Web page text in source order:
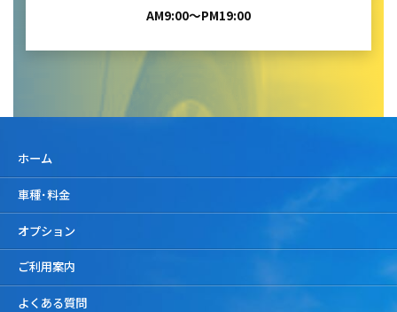
AM9:00～PM19:00
ホーム
車種･料金
オプション
ご利用案内
よくある質問